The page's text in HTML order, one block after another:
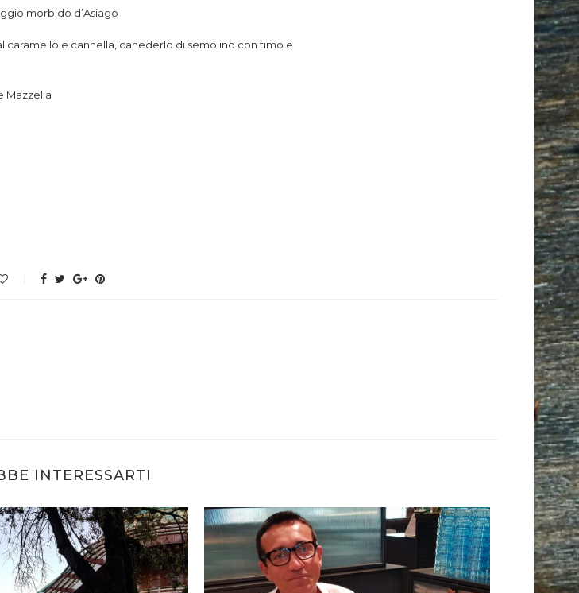
morbido d’Asiago
caramello e cannella, canederlo di semolino con timo e
Mazzella
INTERESSARTI